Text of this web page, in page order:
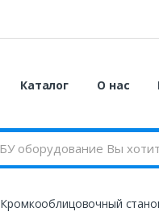
Каталог О нас
Кромкооблицовочный